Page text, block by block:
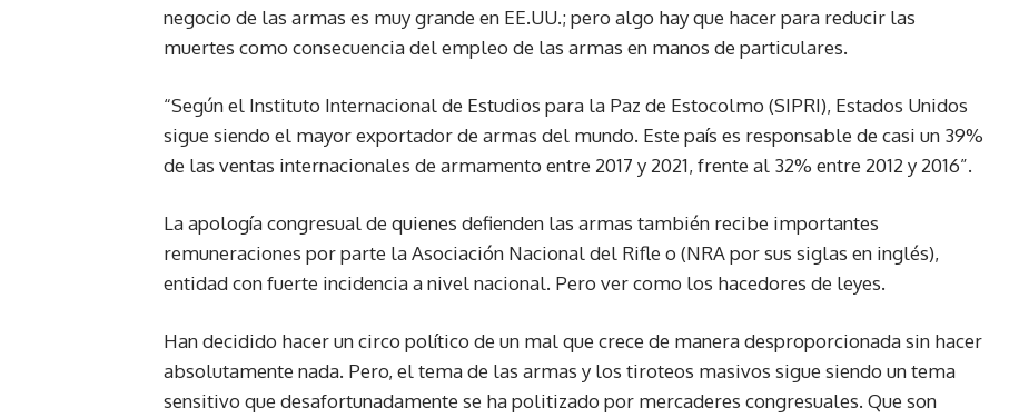
negocio de las armas es muy grande en EE.UU.; pero algo hay que hacer para reducir las
muertes como consecuencia del empleo de las armas en manos de particulares.
“Según el Instituto Internacional de Estudios para la Paz de Estocolmo (SIPRI), Estados Unidos
sigue siendo el mayor exportador de armas del mundo. Este país es responsable de casi un 39%
de las ventas internacionales de armamento entre 2017 y 2021, frente al 32% entre 2012 y 2016”.
La apología congresual de quienes defienden las armas también recibe importantes
remuneraciones por parte la Asociación Nacional del Rifle o (NRA por sus siglas en inglés),
entidad con fuerte incidencia a nivel nacional. Pero ver como los hacedores de leyes.
Han decidido hacer un circo político de un mal que crece de manera desproporcionada sin hacer
absolutamente nada. Pero, el tema de las armas y los tiroteos masivos sigue siendo un tema
sensitivo que desafortunadamente se ha politizado por mercaderes congresuales. Que son